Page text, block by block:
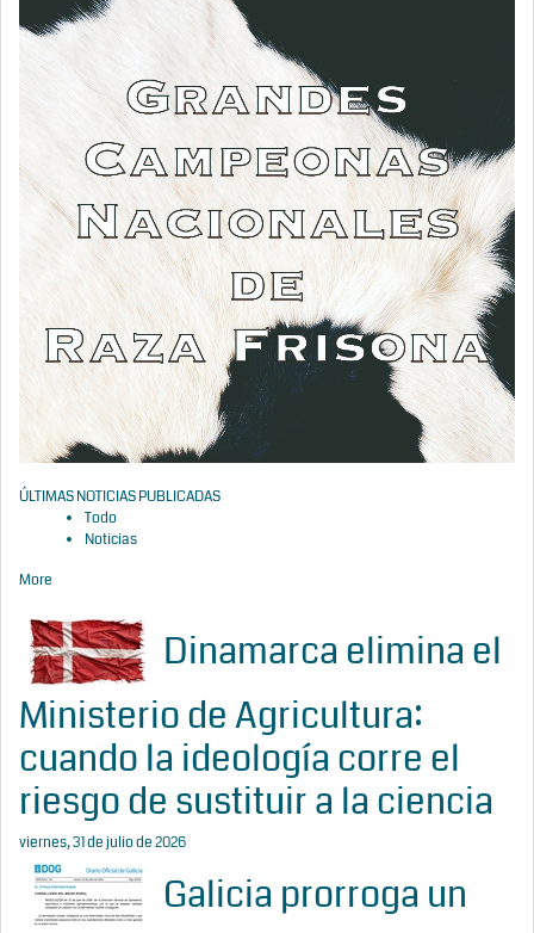
ÚLTIMAS NOTICIAS PUBLICADAS
Todo
Noticias
More
Dinamarca elimina el
Ministerio de Agricultura:
cuando la ideología corre el
riesgo de sustituir a la ciencia
viernes, 31 de julio de 2026
Galicia prorroga un